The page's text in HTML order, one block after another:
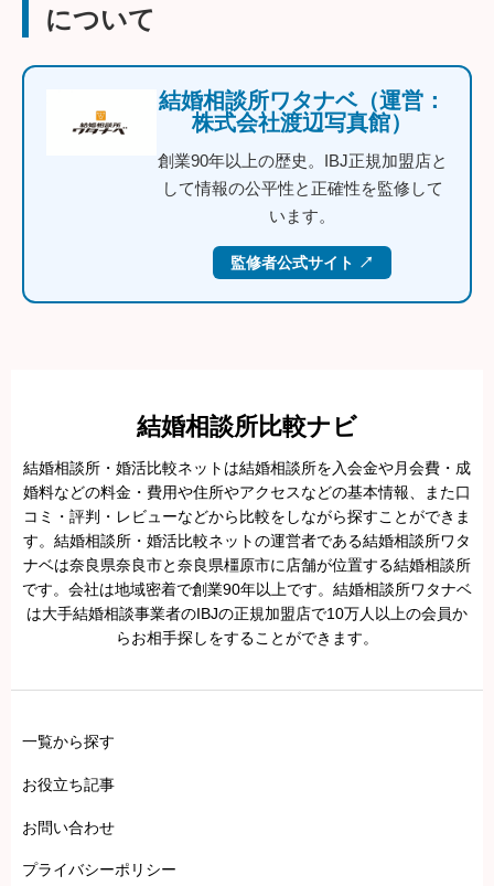
について
結婚相談所ワタナベ（運営：
株式会社渡辺写真館）
創業90年以上の歴史。IBJ正規加盟店と
して情報の公平性と正確性を監修して
います。
監修者公式サイト ↗
結婚相談所比較ナビ
結婚相談所・婚活比較ネットは結婚相談所を入会金や月会費・成
婚料などの料金・費用や住所やアクセスなどの基本情報、また口
コミ・評判・レビューなどから比較をしながら探すことができま
す。結婚相談所・婚活比較ネットの運営者である結婚相談所ワタ
ナベは奈良県奈良市と奈良県橿原市に店舗が位置する結婚相談所
です。会社は地域密着で創業90年以上です。結婚相談所ワタナベ
は大手結婚相談事業者のIBJの正規加盟店で10万人以上の会員か
らお相手探しをすることができます。
一覧から探す
お役立ち記事
お問い合わせ
プライバシーポリシー